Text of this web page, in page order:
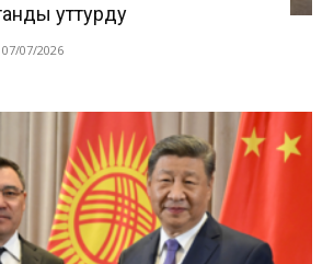
уттурду
07/07/2026